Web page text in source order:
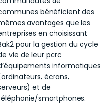
bénéficient des
avantages que les
en choisissant
pour la gestion du cycle
vie de leur parc
informatiques
écrans,
et de
smartphones.